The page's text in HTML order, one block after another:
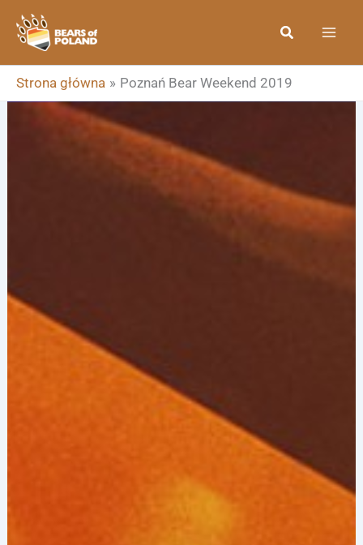
Przejdź
Szukaj
Strona główna Poznań Bear Weekend 2019